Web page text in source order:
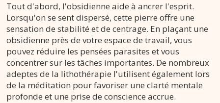
Tout d'abord, l'obsidienne aide à ancrer l'esprit.
Lorsqu'on se sent dispersé, cette pierre offre une
sensation de stabilité et de centrage. En plaçant une
obsidienne près de votre espace de travail, vous
pouvez réduire les pensées parasites et vous
concentrer sur les tâches importantes. De nombreux
adeptes de la lithothérapie l'utilisent également lors
de la méditation pour favoriser une clarté mentale
profonde et une prise de conscience accrue.